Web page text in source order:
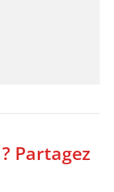
Partagez